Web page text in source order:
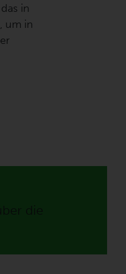
in
um in
die